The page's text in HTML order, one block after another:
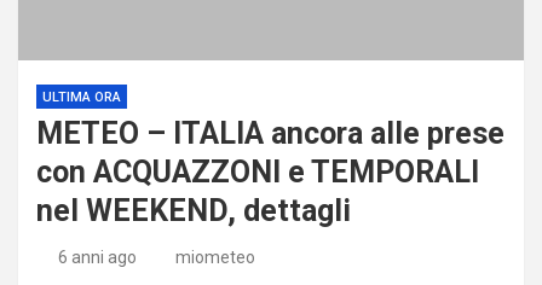
ULTIMA ORA
METEO – ITALIA ancora alle prese
con ACQUAZZONI e TEMPORALI
nel WEEKEND, dettagli
6 anni ago miometeo